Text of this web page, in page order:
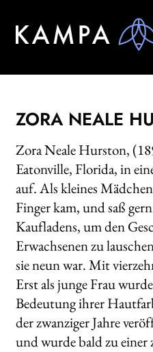
Zur
Navigation
Zum
Inhalt
LESUNGEN
VERLAG
AKTUELLES
HANDEL
LIZENZEN | FOREIGN
NEWSLETTER
WEITERE VERLAGE
ZORA NEALE
Zora Neale Hurston,
Eatonville, Florida, in
auf. Als kleines
Finger kam, und saß
Kaufladens, um den
Erwachsenen zu
sie neun war. Mit
Erst als junge Frau
Bedeutung ihrer
der zwanziger Jahre
und wurde bald zu einer